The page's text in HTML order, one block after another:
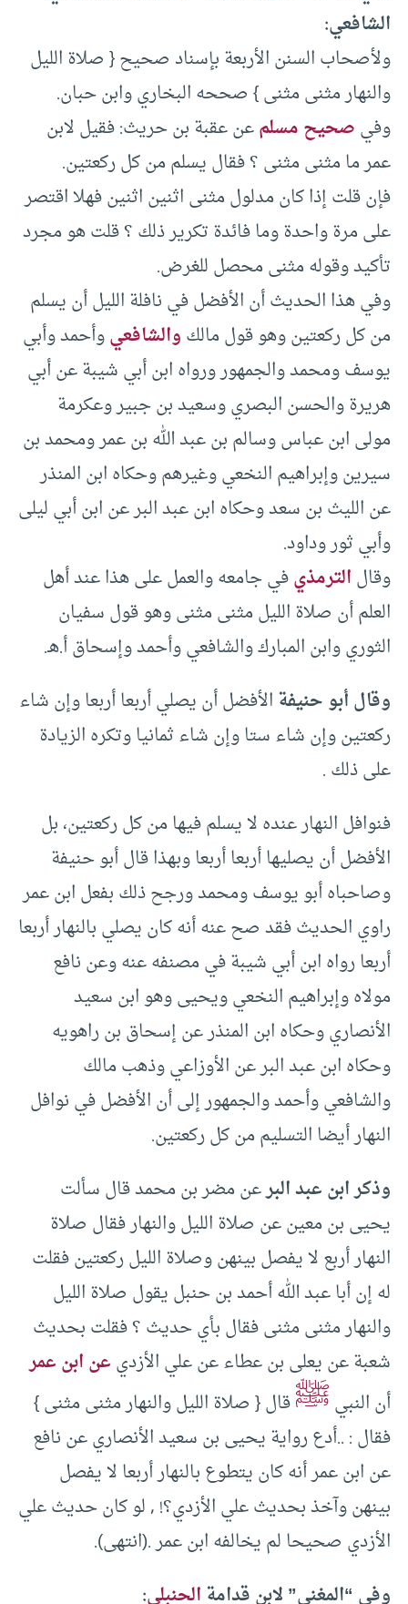
الشافعي:
ولأصحاب السنن الأربعة بإسناد صحيح { صلاة الليل
والنهار مثنى مثنى } صححه البخاري وابن حبان.
وفيصحيح مسلمعن عقبة بن حريث: فقيل لابن
عمر ما مثنى مثنى ؟ فقال يسلم من كل ركعتين.
فإن قلت إذا كان مدلول مثنى اثنين اثنين فهلا اقتصر
على مرة واحدة وما فائدة تكرير ذلك ؟ قلت هو مجرد
تأكيد وقوله مثنى محصل للغرض.
وفي هذا الحديث أن الأفضل في نافلة الليل أن يسلم
من كل ركعتين وهو قول مالكوالشافعيوأحمد وأبي
يوسف ومحمد والجمهور ورواه ابن أبي شيبة عن أبي
هريرة والحسن البصري وسعيد بن جبير وعكرمة
مولى ابن عباس وسالم بن عبد الله بن عمر ومحمد بن
سيرين وإبراهيم النخعي وغيرهم وحكاه ابن المنذر
عن الليث بن سعد وحكاه ابن عبد البر عن ابن أبي ليلى
وأبي ثور وداود.
وقالالترمذيفي جامعه والعمل على هذا عند أهل
العلم أن صلاة الليل مثنى مثنى وهو قول سفيان
الثوري وابن المبارك والشافعي وأحمد وإسحاق أ.هـ.
وقال أبو حنيفةالأفضل أن يصلي أربعا أربعا وإن شاء
ركعتين وإن شاء ستا وإن شاء ثمانيا وتكره الزيادة
على ذلك .
فنوافل النهار عنده لا يسلم فيها من كل ركعتين، بل
الأفضل أن يصليها أربعا أربعا وبهذا قال أبو حنيفة
وصاحباه أبو يوسف ومحمد ورجح ذلك بفعل ابن عمر
راوي الحديث فقد صح عنه أنه كان يصلي بالنهار أربعا
أربعا رواه ابن أبي شيبة في مصنفه عنه وعن نافع
مولاه وإبراهيم النخعي ويحيى وهو ابن سعيد
الأنصاري وحكاه ابن المنذر عن إسحاق بن راهويه
وحكاه ابن عبد البر عن الأوزاعي وذهب مالك
والشافعي وأحمد والجمهور إلى أن الأفضل في نوافل
النهار أيضا التسليم من كل ركعتين.
وذكر ابن عبد البرعن مضر بن محمد قال سألت
يحيى بن معين عن صلاة الليل والنهار فقال صلاة
النهار أربع لا يفصل بينهن وصلاة الليل ركعتين فقلت
له إن أبا عبد الله أحمد بن حنبل يقول صلاة الليل
والنهار مثنى مثنى فقال بأي حديث ؟ فقلت بحديث
شعبة عن يعلى بن عطاء عن علي الأزديعن ابن عمر
أن النبيﷺقال { صلاة الليل والنهار مثنى مثنى }
فقال : ..أدع رواية يحيى بن سعيد الأنصاري عن نافع
عن ابن عمر أنه كان يتطوع بالنهار أربعا لا يفصل
بينهن وآخذ بحديث علي الأزدي؟! , لو كان حديث علي
الأزدي صحيحا لم يخالفه ابن عمر .(انتهى).
وفي “المغني” لابن قدامةالحنبلي: